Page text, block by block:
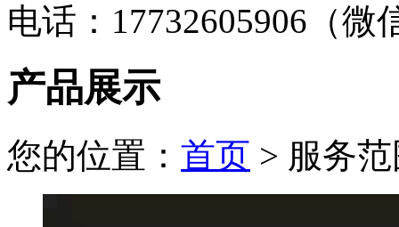
电话：17732605906（微
产品展示
您的位置： 首页 > 服务